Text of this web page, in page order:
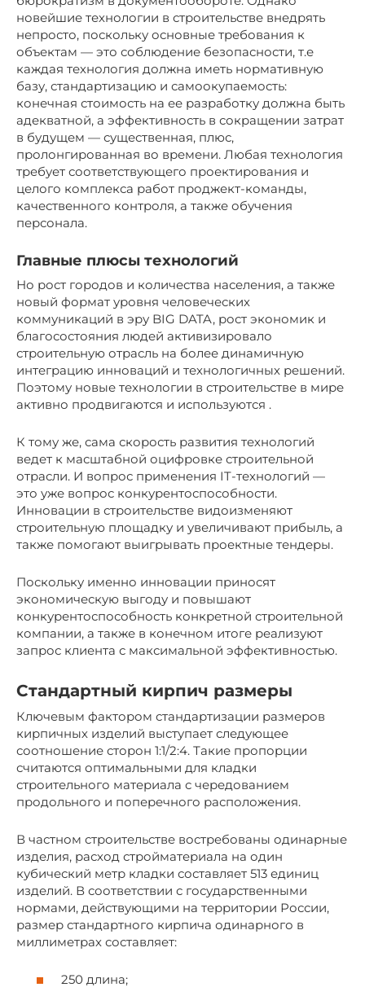
новейшие технологии в строительстве внедрять
непросто, поскольку основные требования к
объектам — это соблюдение безопасности, т.е
каждая технология должна иметь нормативную
базу, стандартизацию и самоокупаемость:
конечная стоимость на ее разработку должна быть
адекватной, а эффективность в сокращении затрат
в будущем — существенная, плюс,
пролонгированная во времени. Любая технология
требует соответствующего проектирования и
целого комплекса работ проджект-команды,
качественного контроля, а также обучения
персонала.
Главные плюсы технологий
Но рост городов и количества населения, а также
новый формат уровня человеческих
коммуникаций в эру BIG DATA, рост экономик и
благосостояния людей активизировало
строительную отрасль на более динамичную
интеграцию инноваций и технологичных решений.
Поэтому новые технологии в строительстве в мире
активно продвигаются и используются .
К тому же, сама скорость развития технологий
ведет к масштабной оцифровке строительной
отрасли. И вопрос применения IT-технологий —
это уже вопрос конкурентоспособности.
Инновации в строительстве видоизменяют
строительную площадку и увеличивают прибыль, а
также помогают выигрывать проектные тендеры.
Поскольку именно инновации приносят
экономическую выгоду и повышают
конкурентоспособность конкретной строительной
компании, а также в конечном итоге реализуют
запрос клиента с максимальной эффективностью.
Стандартный кирпич размеры
Ключевым фактором стандартизации размеров
кирпичных изделий выступает следующее
соотношение сторон 1:1/2:4. Такие пропорции
считаются оптимальными для кладки
строительного материала с чередованием
продольного и поперечного расположения.
В частном строительстве востребованы одинарные
изделия, расход стройматериала на один
кубический метр кладки составляет 513 единиц
изделий. В соответствии с государственными
нормами, действующими на территории России,
размер стандартного кирпича одинарного в
миллиметрах составляет:
250 длина;